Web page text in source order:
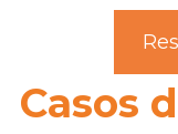
Casos